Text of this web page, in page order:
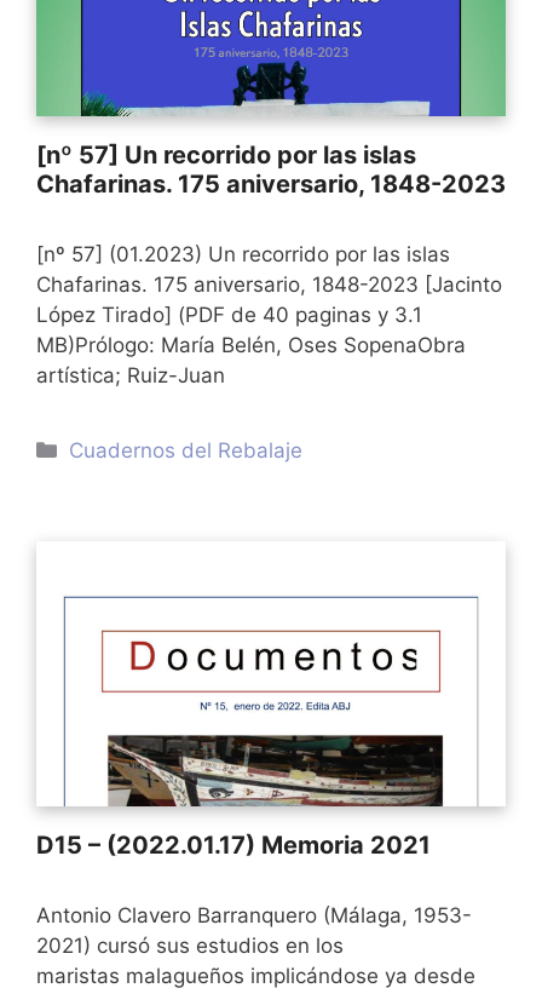
[nº 57] Un recorrido por las islas
Chafarinas. 175 aniversario, 1848-2023
[nº 57] (01.2023) Un recorrido por las islas
Chafarinas. 175 aniversario, 1848-2023 [Jacinto
López Tirado] (PDF de 40 paginas y 3.1
MB)Prólogo: María Belén, Oses SopenaObra
artística; Ruiz-Juan
Categorías
Cuadernos del Rebalaje
D15 – (2022.01.17) Memoria 2021
Antonio Clavero Barranquero (Málaga, 1953-
2021) cursó sus estudios en los
maristas malagueños implicándose ya desde